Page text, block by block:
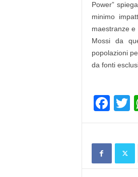
Power”
minimo
maestranze
Mossi da
popolazioni
da fonti
F
a
b